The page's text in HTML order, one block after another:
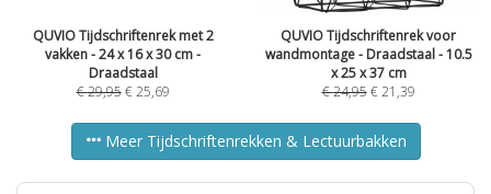
QUVIO Tijdschriftenrek met 2
vakken - 24 x 16 x 30 cm -
Draadstaal
€29,95 €25,69
QUVIO Tijdschriftenrek voor
wandmontage - Draadstaal - 10.5
x 25 x 37 cm
€24,95 €21,39
Meer Tijdschriftenrekken & Lectuurbakken